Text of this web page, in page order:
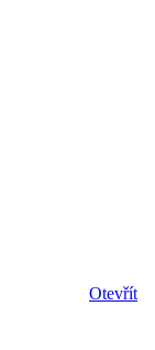
Otevřít